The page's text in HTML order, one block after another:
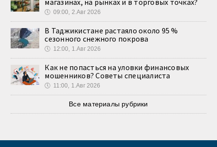
магазинах, на рынках и в торговых точках?
🕔 09:00, 2.Авг 2026
В Таджикистане растаяло около 95 %
сезонного снежного покрова
🕔 12:00, 1.Авг 2026
Как не попасться на уловки финансовых
мошенников? Советы специалиста
🕔 11:00, 1.Авг 2026
Все материалы рубрики